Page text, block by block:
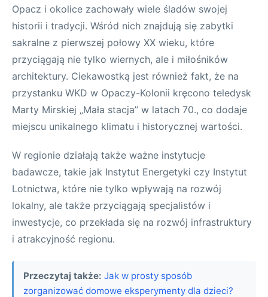
Opacz i okolice zachowały wiele śladów swojej
historii i tradycji. Wśród nich znajdują się zabytki
sakralne z pierwszej połowy XX wieku, które
przyciągają nie tylko wiernych, ale i miłośników
architektury. Ciekawostką jest również fakt, że na
przystanku WKD w Opaczy-Kolonii kręcono teledysk
Marty Mirskiej „Mała stacja” w latach 70., co dodaje
miejscu unikalnego klimatu i historycznej wartości.
W regionie działają także ważne instytucje
badawcze, takie jak Instytut Energetyki czy Instytut
Lotnictwa, które nie tylko wpływają na rozwój
lokalny, ale także przyciągają specjalistów i
inwestycje, co przekłada się na rozwój infrastruktury
i atrakcyjność regionu.
Przeczytaj także: Jak w prosty sposób
zorganizować domowe eksperymenty dla dzieci?